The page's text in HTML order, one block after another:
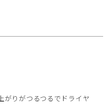
がりがつるつるでドライヤ